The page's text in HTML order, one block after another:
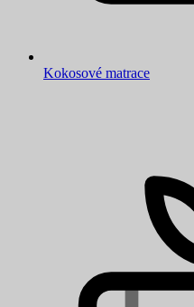
Kokosové matrace